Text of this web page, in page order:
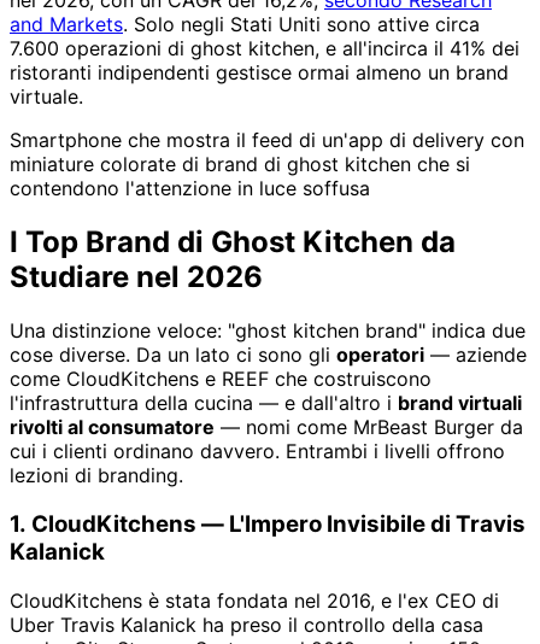
and Markets. Solo negli Stati Uniti sono attive circa
7.600 operazioni di ghost kitchen, e all'incirca il 41% dei
ristoranti indipendenti gestisce ormai almeno un brand
virtuale.
Smartphone che mostra il feed di un'app di delivery con
miniature colorate di brand di ghost kitchen che si
contendono l'attenzione in luce soffusa
I Top Brand di Ghost Kitchen da
Studiare nel 2026
Una distinzione veloce: "ghost kitchen brand" indica due
cose diverse. Da un lato ci sono gli operatori — aziende
come CloudKitchens e REEF che costruiscono
l'infrastruttura della cucina — e dall'altro i brand virtuali
rivolti al consumatore — nomi come MrBeast Burger da
cui i clienti ordinano davvero. Entrambi i livelli offrono
lezioni di branding.
1. CloudKitchens — L'Impero Invisibile di Travis
Kalanick
CloudKitchens è stata fondata nel 2016, e l'ex CEO di
Uber Travis Kalanick ha preso il controllo della casa